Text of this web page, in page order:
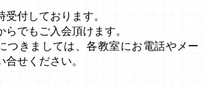
受付しております。
らでもご入会頂けます。
つきましては、各教室にお電話やメー
合せください。